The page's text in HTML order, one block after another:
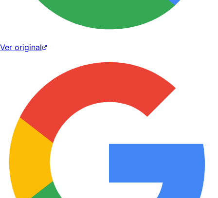
Ver original